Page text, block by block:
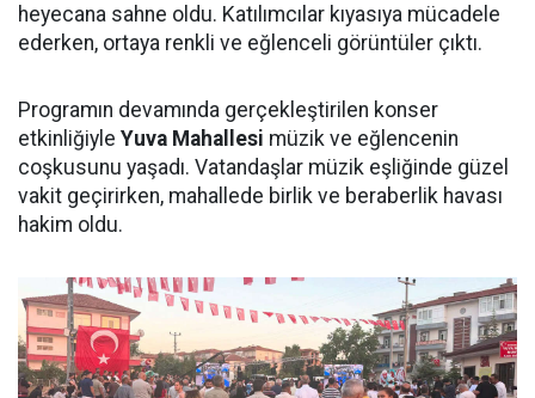
heyecana sahne oldu. Katılımcılar kıyasıya mücadele
ederken, ortaya renkli ve eğlenceli görüntüler çıktı.
Programın devamında gerçekleştirilen konser
etkinliğiyle Yuva Mahallesi müzik ve eğlencenin
coşkusunu yaşadı. Vatandaşlar müzik eşliğinde güzel
vakit geçirirken, mahallede birlik ve beraberlik havası
hakim oldu.